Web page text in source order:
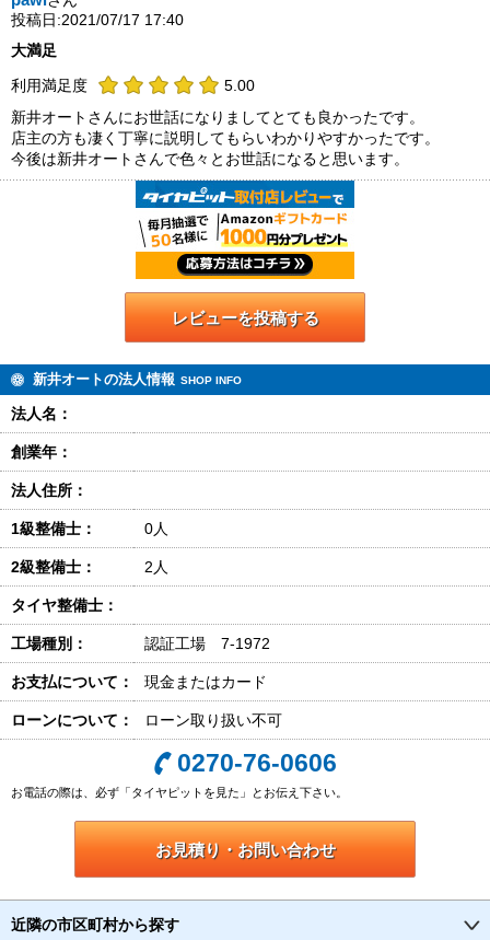
投稿日:2021/07/17 17:40
大満足
利用満足度
5.00
新井オートさんにお世話になりましてとても良かったです。
店主の方も凄く丁寧に説明してもらいわかりやすかったです。
今後は新井オートさんで色々とお世話になると思います。
レビューを投稿する
新井オートの法人情報 SHOP INFO
法人名：
創業年：
法人住所：
1級整備士： 0人
2級整備士： 2人
タイヤ整備士：
工場種別： 認証工場 7-1972
お支払について： 現金またはカード
ローンについて： ローン取り扱い不可
0270-76-0606
お電話の際は、必ず「タイヤピットを見た」とお伝え下さい。
お見積り・お問い合わせ
近隣の市区町村から探す